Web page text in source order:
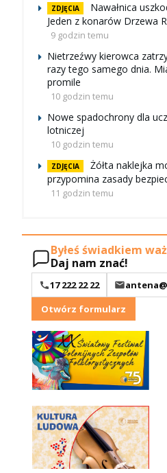
ZDJĘCIA
Nawałnica
Jeden z konarów Drzewa
9 godzin temu
Nietrzeźwy kierowca
razy tego samego dnia.
promile
10 godzin temu
Nowe spadochrony dla
lotniczej
10 godzin temu
ZDJĘCIA
Żółta naklejka
przypomina zasady
11 godzin temu
Byłeś świadkiem
Daj nam znać!
17 222 22 22
Otwórz formularz